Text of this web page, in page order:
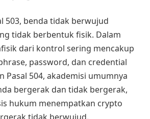
503, benda tidak berwujud
tidak berbentuk fisik. Dalam
dari kontrol sering mencakup
password, dan credential
Pasal 504, akademisi umumnya
bergerak dan tidak bergerak,
hukum menempatkan crypto